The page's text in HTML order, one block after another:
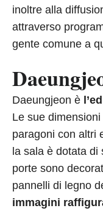
inoltre alla
attraverso
gente comune a
Daeungjeon è
Le sue
paragoni con altri
la sala è dotata
porte sono
pannelli di legno
immagini